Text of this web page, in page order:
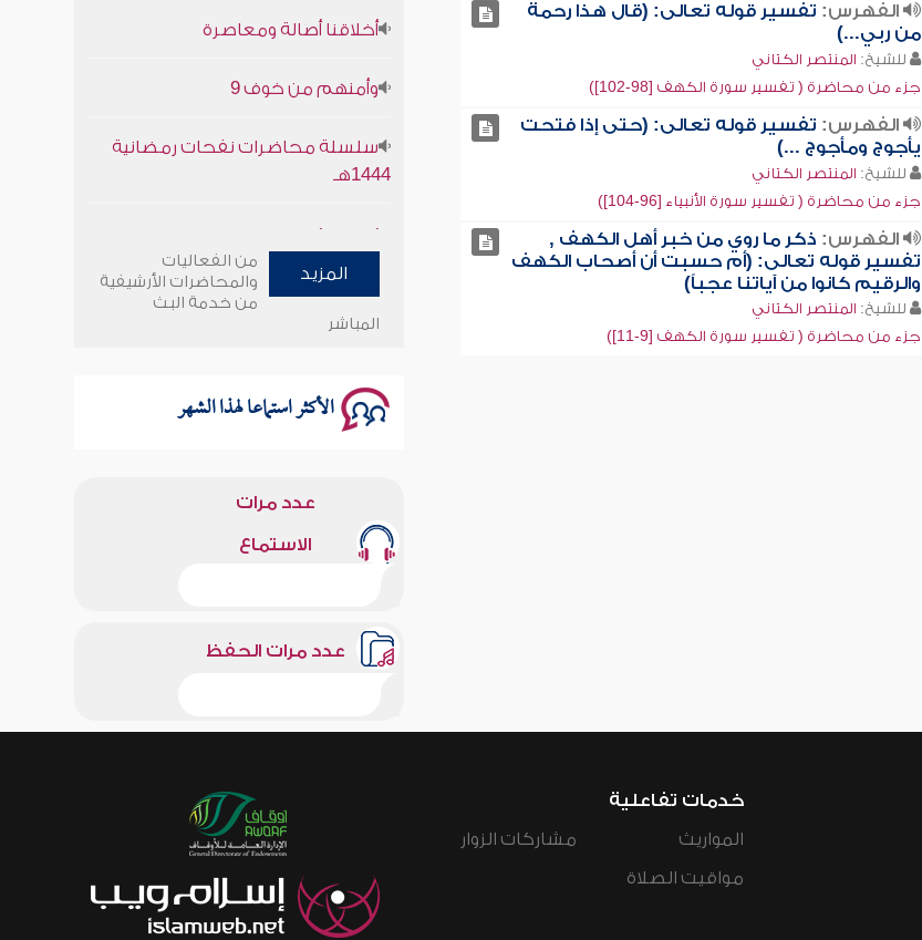
الفهرس: تفسير قوله تعالى: (قال هذا رحمة
من ربي...)
للشيخ: المنتصر الكتاني
جزء من محاضرة ( تفسير سورة الكهف [98-102])
الفهرس: تفسير قوله تعالى: (حتى إذا فتحت
يأجوج ومأجوج ...)
للشيخ: المنتصر الكتاني
جزء من محاضرة ( تفسير سورة الأنبياء [96-104])
الفهرس: ذكر ما روي من خبر أهل الكهف ,
تفسير قوله تعالى: (أم حسبت أن أصحاب الكهف
والرقيم كانوا من آياتنا عجباً)
للشيخ: المنتصر الكتاني
جزء من محاضرة ( تفسير سورة الكهف [9-11])
1444هـ
وأمنهم من خوف 9
سلسلة محاضرات نفحات رمضانية
المزيد
من الفعاليات
والمحاضرات الأرشيفية
من خدمة البث
المباشر
الأكثر استماعا لهذا الشهر
عدد مرات
الاستماع
عدد مرات الحفظ
خدمات تفاعلية
المواريث
مواقيت الصلاة
مشاركات الزوار